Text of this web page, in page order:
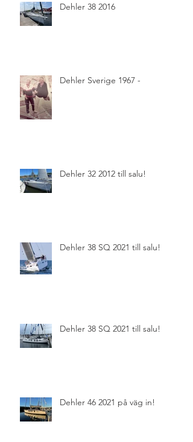
Dehler 38 2016
Dehler Sverige 1967 -
Dehler 32 2012 till salu!
Dehler 38 SQ 2021 till salu!
Dehler 38 SQ 2021 till salu!
Dehler 46 2021 på väg in!